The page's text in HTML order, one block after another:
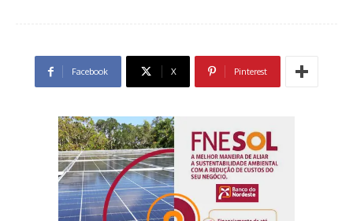
Facebook X Pinterest